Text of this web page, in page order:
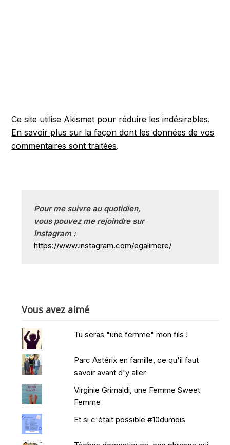
Ce site utilise Akismet pour réduire les indésirables.
En savoir plus sur la façon dont les données de vos
commentaires sont traitées.
Pour me suivre au quotidien,
vous pouvez me rejoindre sur
Instagram :
https://www.instagram.com/egalimere/
Vous avez aimé
Tu seras "une femme" mon fils !
Parc Astérix en famille, ce qu'il faut
savoir avant d'y aller
Virginie Grimaldi, une Femme Sweet
Femme
Et si c'était possible #10dumois